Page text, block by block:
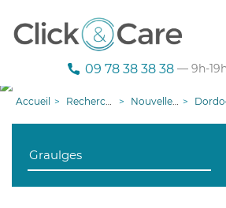
09 78 38 38 38 — 9h-
Accueil Recherche aide à domicile Nouvelle-Aquitaine